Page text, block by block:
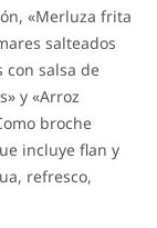
«Merluza frita
salteados
con salsa de
y «Arroz
broche
incluye flan y
refresco,